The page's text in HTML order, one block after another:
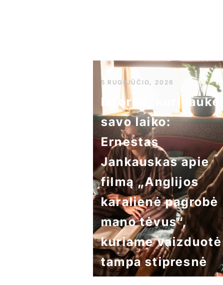
5 RUGPJŪČIO, 2026
Istorija, kuri laukė
savo laiko:
Ernestas
Jankauskas apie
filmą „Anglijos
karalienė pagrobė
mano tėvus“,
kuriame vaizduotė
tampa stipresnė